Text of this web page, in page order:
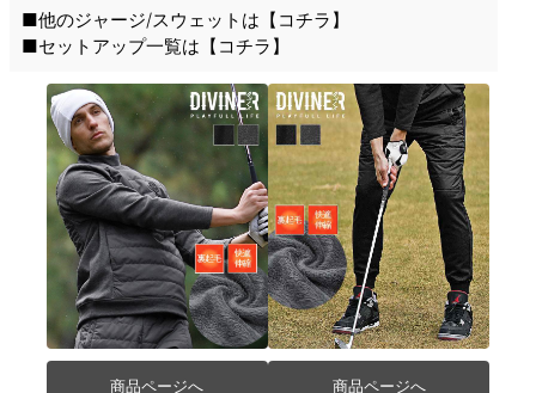
■他のジャージ/スウェットは【 コチラ 】
■セットアップ一覧は【 コチラ 】
商品ページへ 商品ページへ